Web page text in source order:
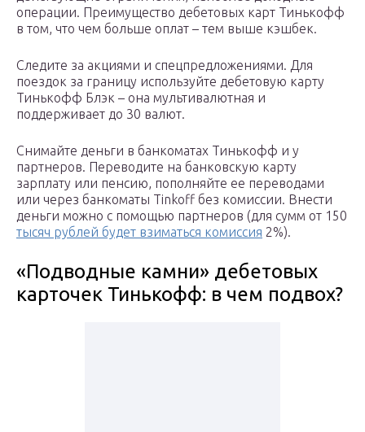
операции. Преимущество дебетовых карт Тинькофф
в том, что чем больше оплат – тем выше кэшбек.
Следите за акциями и спецпредложениями. Для
поездок за границу используйте дебетовую карту
Тинькофф Блэк – она мультивалютная и
поддерживает до 30 валют.
Снимайте деньги в банкоматах Тинькофф и у
партнеров. Переводите на банковскую карту
зарплату или пенсию, пополняйте ее переводами
или через банкоматы Tinkoff без комиссии. Внести
деньги можно с помощью партнеров (для сумм от 150
тысяч рублей будет взиматься комиссия 2%).
«Подводные камни» дебетовых
карточек Тинькофф: в чем подвох?